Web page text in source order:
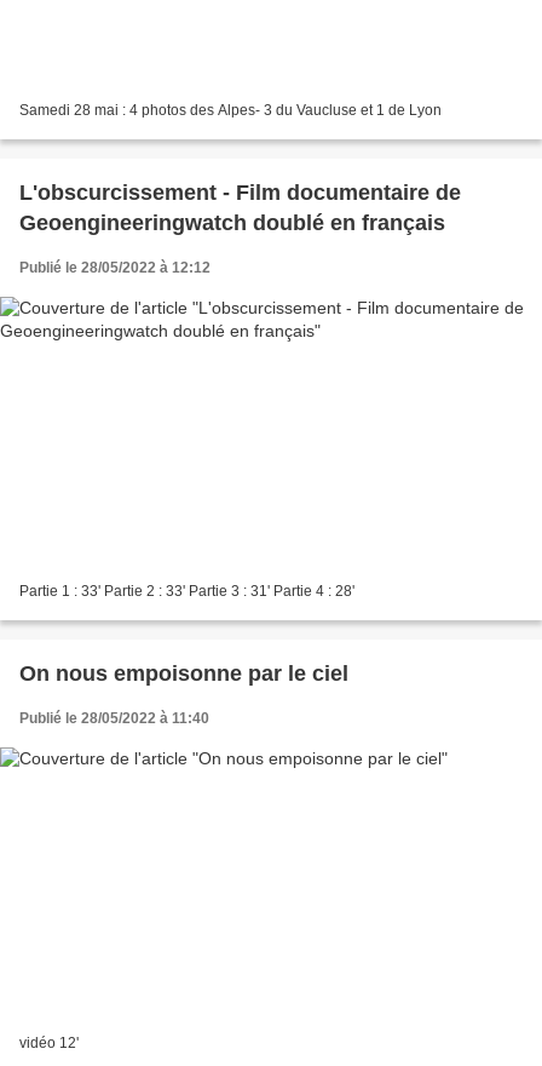
Samedi 28 mai : 4 photos des Alpes- 3 du Vaucluse et 1 de Lyon
L'obscurcissement - Film documentaire de
Geoengineeringwatch doublé en français
Publié le 28/05/2022 à 12:12
Partie 1 : 33' Partie 2 : 33' Partie 3 : 31' Partie 4 : 28'
On nous empoisonne par le ciel
Publié le 28/05/2022 à 11:40
vidéo 12'